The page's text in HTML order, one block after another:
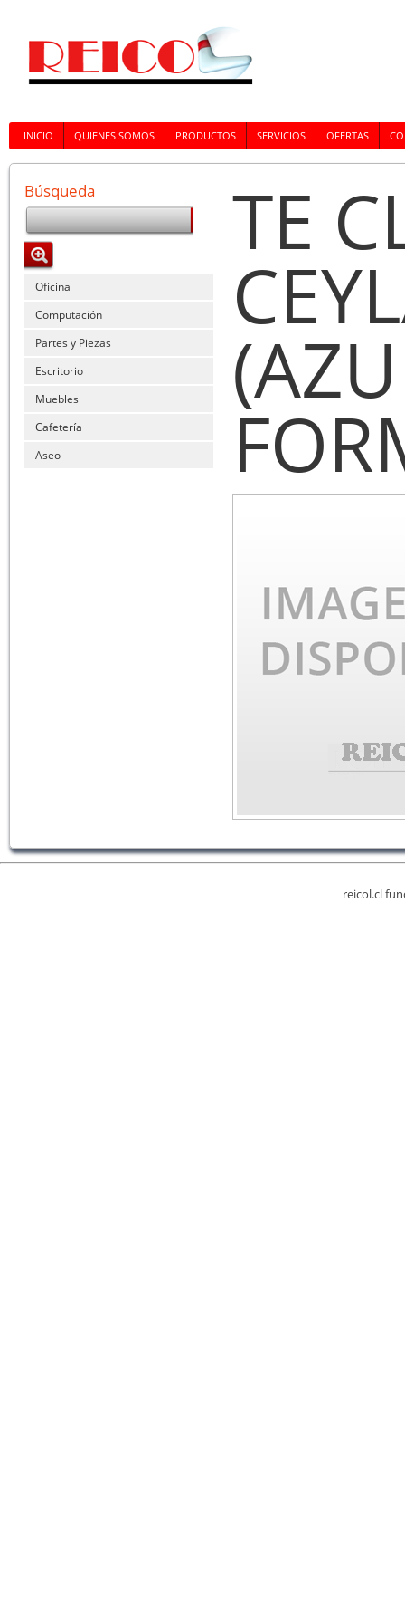
INICIO QUIENES SOMOS PRODUCTOS SERVICIOS OFERTAS
Búsqueda
Oficina
Computación
Partes y Piezas
Escritorio
Muebles
Cafetería
Aseo
TE
reicol.cl